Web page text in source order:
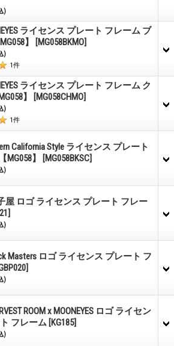
)
ライセンス プレート フレーム ブ
】
[MG058BKMO]
)
1件
ライセンス プレート フレーム ク
】
[MG058CHMO]
)
1件
California Style ライセンス プレート
MG058】
[MG058BKSC]
)
屋 ロゴ ライセンス プレート フレー
)
Masters ロゴ ライセンス プレート フ
)
ROOM x MOONEYES ロゴ ライセン
フレーム [KG185]
)